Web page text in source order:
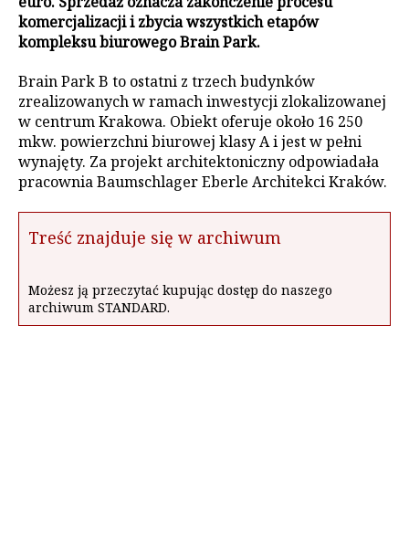
komercjalizacji i zbycia wszystkich etapów
kompleksu biurowego Brain Park.
Brain Park B to ostatni z trzech budynków
zrealizowanych w ramach inwestycji zlokalizowanej
w centrum Krakowa. Obiekt oferuje około 16 250
mkw. powierzchni biurowej klasy A i jest w pełni
wynajęty. Za projekt architektoniczny odpowiadała
pracownia Baumschlager Eberle Architekci Kraków.
Treść znajduje się w archiwum
Możesz ją przeczytać kupując dostęp do naszego
archiwum STANDARD.